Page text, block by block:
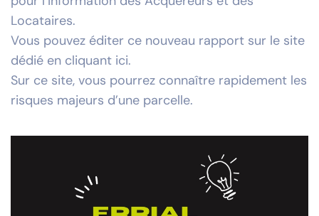
Locataires.
Vous pouvez éditer ce nouveau rapport sur le site
dédié en cliquant ici.
Sur ce site, vous pourrez connaître rapidement les
risques majeurs d’une parcelle.